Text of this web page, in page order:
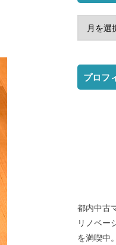
プロフ
都内中古
リノベー
を満喫中